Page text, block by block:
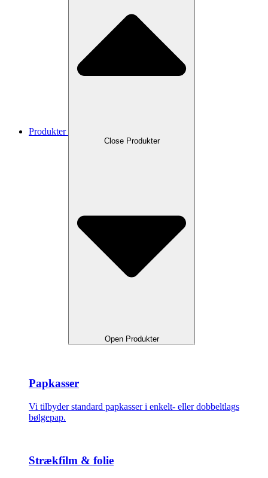
Produkter
Close Produkter
Open Produkter
Papkasser
Vi tilbyder standard papkasser i enkelt- eller dobbeltlags
bølgepap.
Strækfilm & folie